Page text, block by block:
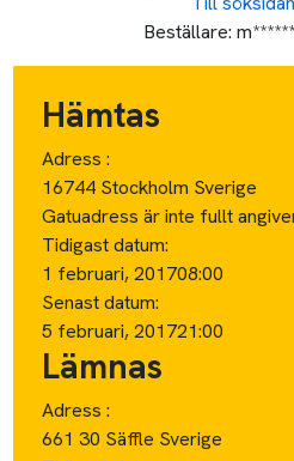
Beställare:
Hämtas
Adress :
16744 Stockholm Sverige
Gatuadress är inte fullt
Tidigast datum:
1 februari, 201708:00
Senast datum:
5 februari, 201721:00
Lämnas
Adress :
661 30 Säffle Sverige